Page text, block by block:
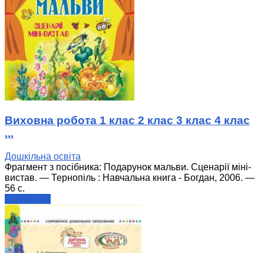
Виховна робота 1 клас 2 клас 3 клас 4 клас
...
Дошкільна освіта
Фрагмент з посібника: Подарунок мальви. Сценарії міні-
вистав. — Тернопіль : Навчальна книга - Богдан, 2006. —
56 с.